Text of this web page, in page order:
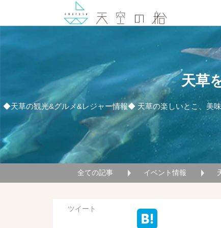
天草
◆天草の観光&グルメ&レジャー情報◆ 天草の楽しいとこ、美
全ての記事 イベント情報
ツイート